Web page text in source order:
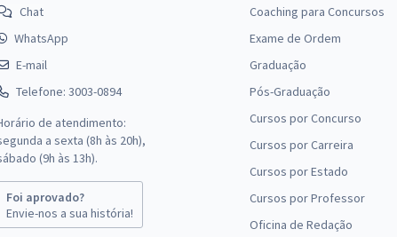
Chat
WhatsApp
E-mail
Telefone: 3003-0894
de atendimento:
a sexta (8h às 20h),
(9h às 13h).
Foi aprovado?
Envie-nos a sua história!
Coaching para Concursos
Exame de Ordem
Graduação
Pós-Graduação
Cursos por Concurso
Cursos por Carreira
Cursos por Estado
Cursos por Professor
Oficina de Redação